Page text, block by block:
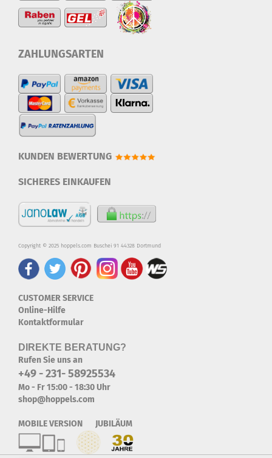
ZAHLUNGSARTEN
KUNDEN BEWERTUNG
SICHERES EINKAUFEN
Copyright © 2025 hoppels.com Buschei 91 44328 Dortmund
CUSTOMER SERVICE
Online-Hilfe
Kontaktformular
DIREKTE BERATUNG?
Rufen Sie uns an
+49 - 231- 58925534
Mo - Fr 15:00 - 18:30 Uhr
shop@hoppels.com
MOBILE VERSION JUBILÄUM